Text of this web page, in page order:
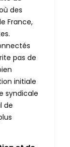
des
France,
pas de
initiale
syndicale
de